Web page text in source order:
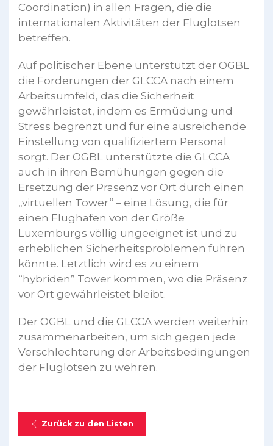
Coordination) in allen Fragen, die die
internationalen Aktivitäten der Fluglotsen
betreffen.
Auf politischer Ebene unterstützt der OGBL
die Forderungen der GLCCA nach einem
Arbeitsumfeld, das die Sicherheit
gewährleistet, indem es Ermüdung und
Stress begrenzt und für eine ausreichende
Einstellung von qualifiziertem Personal
sorgt. Der OGBL unterstützte die GLCCA
auch in ihren Bemühungen gegen die
Ersetzung der Präsenz vor Ort durch einen
„virtuellen Tower“ – eine Lösung, die für
einen Flughafen von der Größe
Luxemburgs völlig ungeeignet ist und zu
erheblichen Sicherheitsproblemen führen
könnte. Letztlich wird es zu einem
“hybriden” Tower kommen, wo die Präsenz
vor Ort gewährleistet bleibt.
Der OGBL und die GLCCA werden weiterhin
zusammenarbeiten, um sich gegen jede
Verschlechterung der Arbeitsbedingungen
der Fluglotsen zu wehren.
Zurück zu den Listen